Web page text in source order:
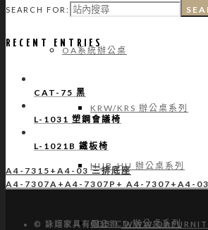
OA系統辦公桌
KRW/KRS 辦公桌系列
HUB-HU 辦公桌系列
CDB-CD 辦公桌系列
SEARCH FOR:
RECENT ENTRIES
CAT-75 黑
L-1031 塑鋼會議椅
L-1021B 鐵板椅
A4-7315+A4-03 三排底座
A4-7307A+A4-7307P+ A4-7307+A4-03
© 詠翊家具有限公司